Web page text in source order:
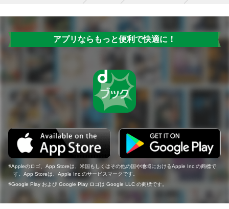
アプリならもっと便利で快適に！
Appleのロゴ、App Storeは、米国もしくはその他の国や地域におけるApple Inc.の商標で
す。App Storeは、Apple Inc.のサービスマークです。
Google Play および Google Play ロゴは Google LLC の商標です。